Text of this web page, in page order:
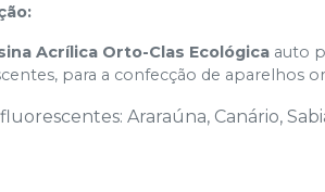
Acrílica Orto-Clas Ecológica auto
para a confecção de aparelhos
Araraúna, Canário,